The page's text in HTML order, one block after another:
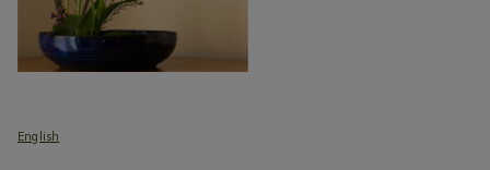
English